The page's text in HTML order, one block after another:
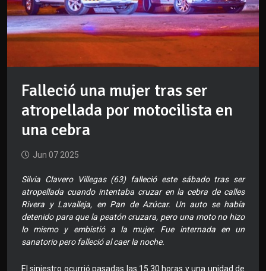
Falleció una mujer tras ser
atropellada por motocilista en
una cebra
Jun 07 2025
Silvia Clavero Villegas (63) falleció este sábado tras ser
atropellada cuando intentaba cruzar en la cebra de calles
Rivera y Lavalleja, en Pan de Azúcar. Un auto se había
detenido para que la peatón cruzara, pero una moto no hizo
lo mismo y embistió a la mujer. Fue internada en un
sanatorio pero falleció al caer la noche.
El siniestro ocurrió pasadas las 15.30 horas y una unidad de